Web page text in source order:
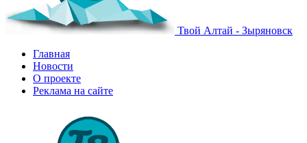
Твой Алтай - Зыряновск
Главная
Новости
О проекте
Реклама на сайте